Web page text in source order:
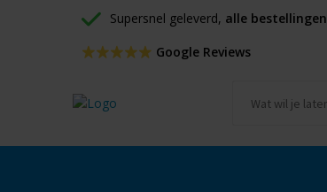
Supersnel geleverd, alle bestellingen
Google Reviews